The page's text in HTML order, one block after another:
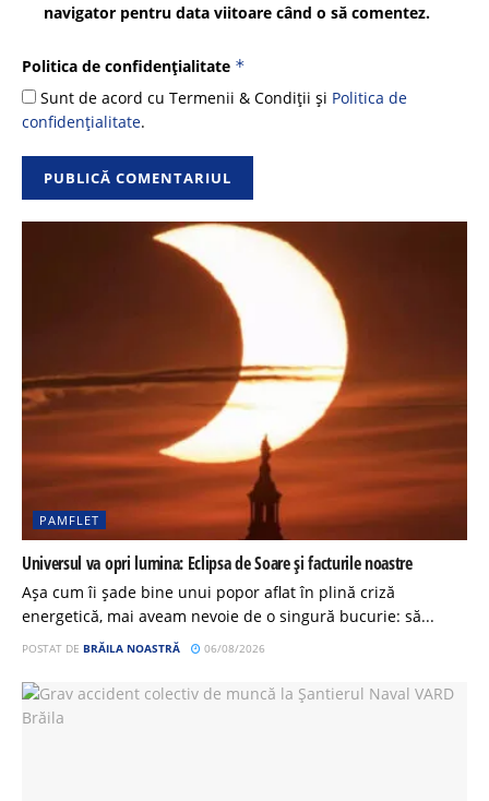
navigator pentru data viitoare când o să comentez.
Politica de confidențialitate *
Sunt de acord cu Termenii & Condiții și Politica de
confidențialitate.
PAMFLET
Universul va opri lumina: Eclipsa de Soare și facturile noastre
Așa cum îi șade bine unui popor aflat în plină criză
energetică, mai aveam nevoie de o singură bucurie: să...
POSTAT DE BRĂILA NOASTRĂ 06/08/2026